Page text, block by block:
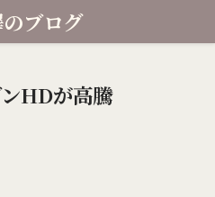
ブログ
HDが高騰